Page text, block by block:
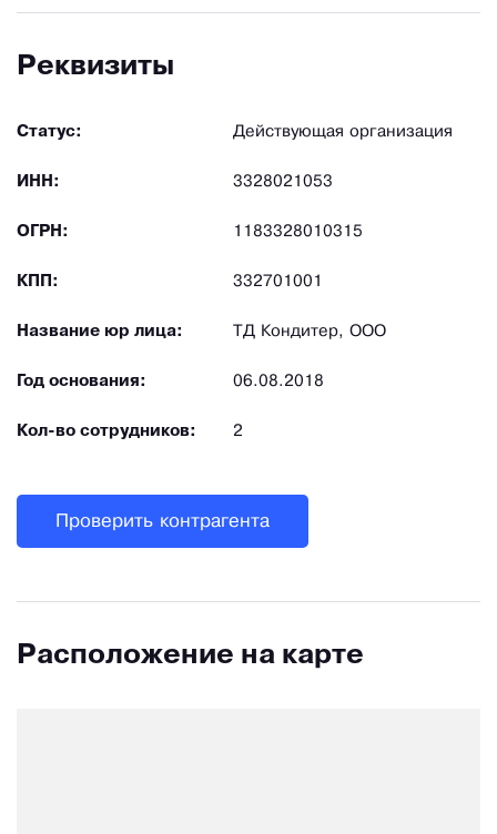
Реквизиты
Статус: Действующая организация
ИНН: 3328021053
ОГРН: 1183328010315
КПП: 332701001
Название юр лица: ТД Кондитер, ООО
Год основания: 06.08.2018
Кол-во сотрудников: 2
Проверить контрагента
Расположение на карте